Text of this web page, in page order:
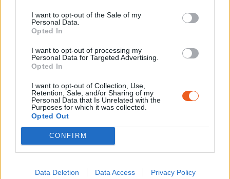
I want to opt-out of the Sale of my
Personal Data.
Opted In
I want to opt-out of processing my
Personal Data for Targeted Advertising.
Opted In
I want to opt-out of Collection, Use,
Retention, Sale, and/or Sharing of my
Personal Data that Is Unrelated with the
Purposes for which it was collected.
Opted Out
CONFIRM
Data Deletion Data Access Privacy Policy
Newsletter
Restez informé et recevez tous les mois la
programmation et les actualités du
Mémorial.
S'INSCRIRE